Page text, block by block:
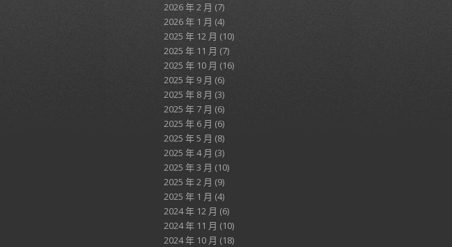
2026 年 2 月 (7)
2026 年 1 月 (4)
2025 年 12 月 (10)
2025 年 11 月 (7)
2025 年 10 月 (16)
2025 年 9 月 (6)
2025 年 8 月 (3)
2025 年 7 月 (6)
2025 年 6 月 (6)
2025 年 5 月 (8)
2025 年 4 月 (3)
2025 年 3 月 (10)
2025 年 2 月 (9)
2025 年 1 月 (4)
2024 年 12 月 (6)
2024 年 11 月 (10)
2024 年 10 月 (18)